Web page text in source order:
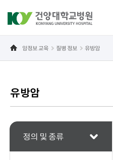
암정보 교육 질병 정보 유방암
유방암
정의 및 종류